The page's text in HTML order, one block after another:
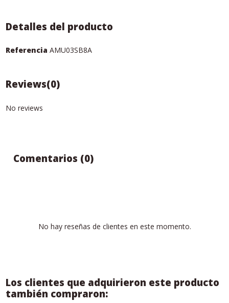
Detalles del producto
Referencia AMU03SB8A
Reviews(0)
No reviews
Comentarios (0)
No hay reseñas de clientes en este momento.
Los clientes que adquirieron este producto
también compraron: